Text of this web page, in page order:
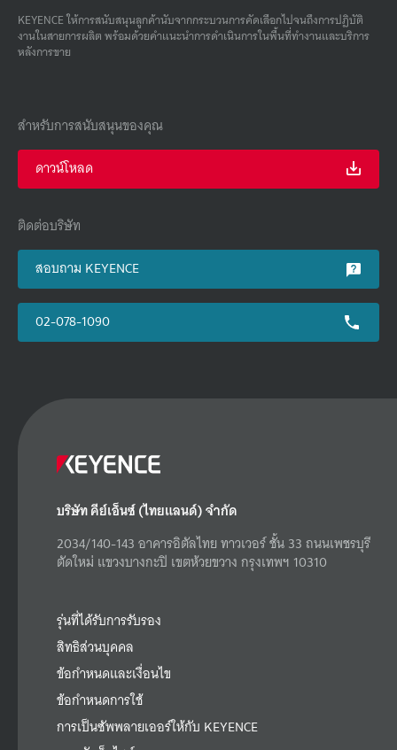
KEYENCE ให้การสนับสนุนลูกค้านับจากกระบวนการคัดเลือกไปจนถึงการปฏิบัติ
งานในสายการผลิต พร้อมด้วยคําแนะนําการดําเนินการในพื้นที่ทํางานและบริการ
หลังการขาย
สำหรับการสนับสนุนของคุณ
ดาวน์โหลด
ติดต่อบริษัท
สอบถาม KEYENCE
02-078-1090
บริษัท คีย์เอ็นซ์ (ไทยแลนด์) จำกัด
2034/140-143 อาคารอิตัลไทย ทาวเวอร์ ชั้น 33 ถนนเพชรบุรี
ตัดใหม่ แขวงบางกะปิ เขตห้วยขวาง กรุงเทพฯ 10310
รุ่นที่ได้รับการรับรอง
สิทธิส่วนบุคคล
ข้อกำหนดและเงื่อนไข
ข้อกำหนดการใช้
การเป็นซัพพลายเออร์ให้กับ KEYENCE